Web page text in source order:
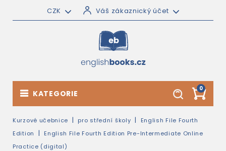
CZK Váš zákaznický účet
0
KATEGORIE
Kurzové učebnice pro střední školy
English File Fourth
Edition
English File Fourth Edition Pre-Intermediate Online
Practice (digital)